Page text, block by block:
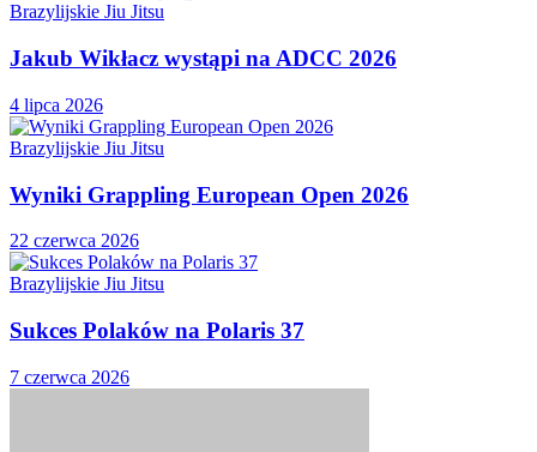
Brazylijskie Jiu Jitsu
Jakub Wikłacz wystąpi na ADCC 2026
4 lipca 2026
Brazylijskie Jiu Jitsu
Wyniki Grappling European Open 2026
22 czerwca 2026
Brazylijskie Jiu Jitsu
Sukces Polaków na Polaris 37
7 czerwca 2026